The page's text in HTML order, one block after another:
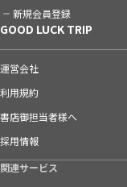
新規会員登録
GOOD LUCK TRIP
運営会社
利用規約
書店御担当者様へ
採用情報
関連サービス